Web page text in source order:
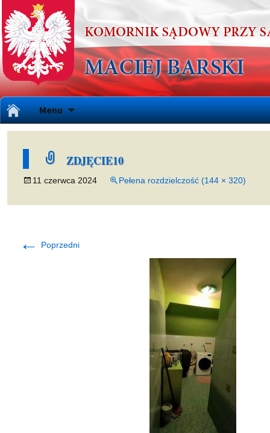
Menu
do
ZDJĘCIE10
11 czerwca 2024 Pełena rozdzielczość (144 × 320)
← Poprzedni